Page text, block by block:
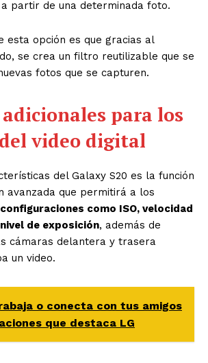
partir de una determinada foto.
esta opción es que gracias al
se crea un filtro reutilizable que se
fotos que se capturen.
para los
video digital
del Galaxy S20 es la función
avanzada que permitirá a los
como ISO, velocidad
de exposición, además de
cámaras delantera y trasera
un video.
o conecta con tus amigos
que destaca LG